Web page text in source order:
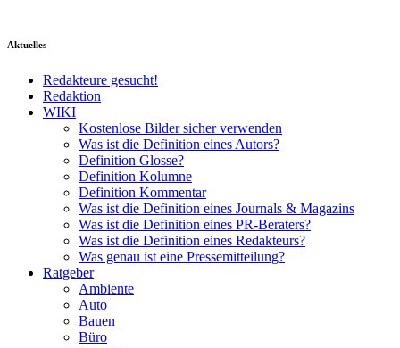
Aktuelles
Redakteure gesucht!
Redaktion
WIKI
Kostenlose Bilder sicher verwenden
Was ist die Definition eines Autors?
Definition Glosse?
Definition Kolumne
Definition Kommentar
Was ist die Definition eines Journals & Magazins
Was ist die Definition eines PR-Beraters?
Was ist die Definition eines Redakteurs?
Was genau ist eine Pressemitteilung?
Ratgeber
Ambiente
Auto
Bauen
Büro